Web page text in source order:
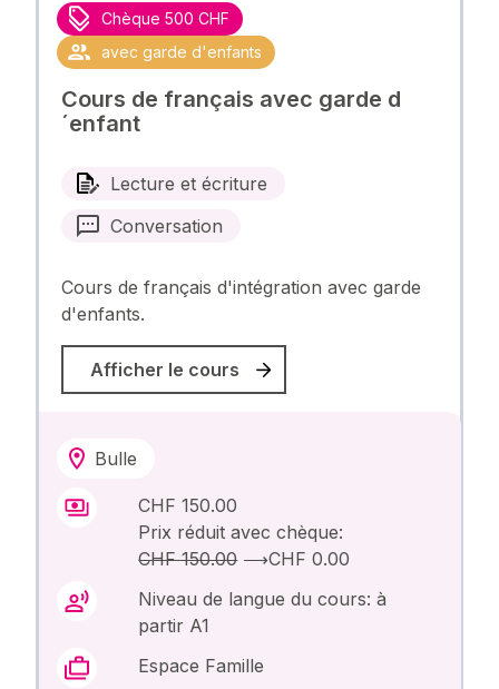
Chèque 500 CHF
avec garde d'enfants
Cours de français avec garde d
´enfant
Lecture et écriture
Conversation
Cours de français d'intégration avec garde
d'enfants.
Afficher le cours
Bulle
CHF 150.00
Prix réduit avec chèque:
CHF 150.00⟶CHF 0.00
Niveau de langue du cours: à
partir A1
Espace Famille